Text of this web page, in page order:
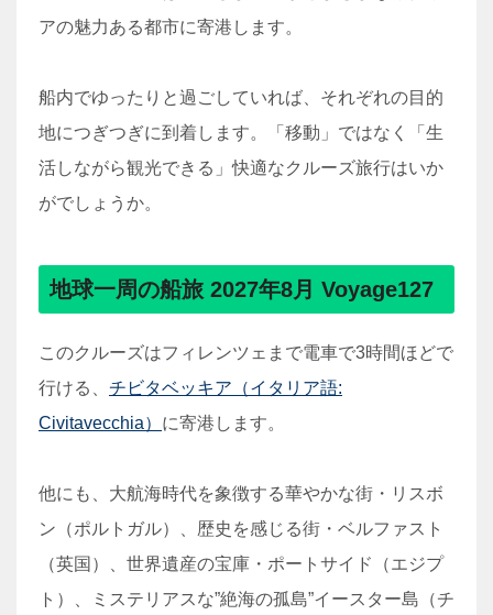
アの魅力ある都市に寄港します。
船内でゆったりと過ごしていれば、それぞれの目的
地につぎつぎに到着します。「移動」ではなく「生
活しながら観光できる」快適なクルーズ旅行はいか
がでしょうか。
地球一周の船旅 2027年8月 Voyage127
このクルーズはフィレンツェまで電車で3時間ほどで
行ける、 チビタベッキア（イタリア語:
Civitavecchia） に寄港します。
他にも、大航海時代を象徴する華やかな街・リスボ
ン（ポルトガル）、歴史を感じる街・ベルファスト
（英国）、世界遺産の宝庫・ポートサイド（エジプ
ト）、ミステリアスな”絶海の孤島”イースター島（チ